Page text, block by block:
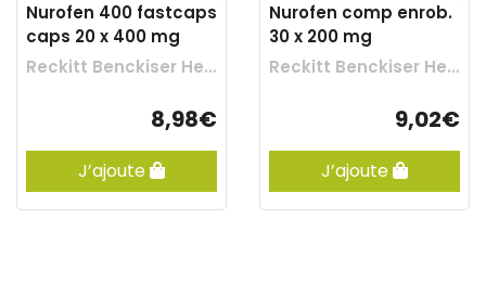
Nurofen 400 fastcaps
caps 20 x 400 mg
Reckitt Benckiser Healthcare
8,98€
J’ajoute
Nurofen comp enrob.
30 x 200 mg
Reckitt Benckiser Healthcare
9,02€
J’ajoute